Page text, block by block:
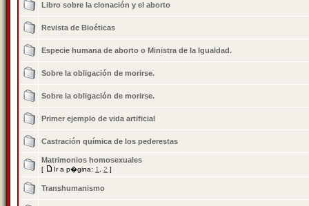
Libro sobre la clonación y el aborto
Revista de Bioéticas
Especie humana de aborto o Ministra de la Igualdad.
Sobre la obligación de morirse.
Sobre la obligación de morirse.
Primer ejemplo de vida artificial
Castración química de los pederestas
Matrimonios homosexuales
[ Ir a p�gina: 1 2 ]
Transhumanismo